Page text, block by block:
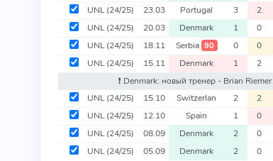
UNL(24/25) 23.03 Portugal 3 2
UNL(24/25) 20.03 Denmark 1 0
UNL(24/25) 18.11 Serbia 90 0 0
UNL(24/25) 15.11 Denmark 1 2
❗️ Denmark: новый тренер - Brian Riemer
UNL(24/25) 15.10 Switzerlan 2 2
UNL(24/25) 12.10 Spain 1 0
UNL(24/25) 08.09 Denmark 2 0
UNL(24/25) 05.09 Denmark 2 0